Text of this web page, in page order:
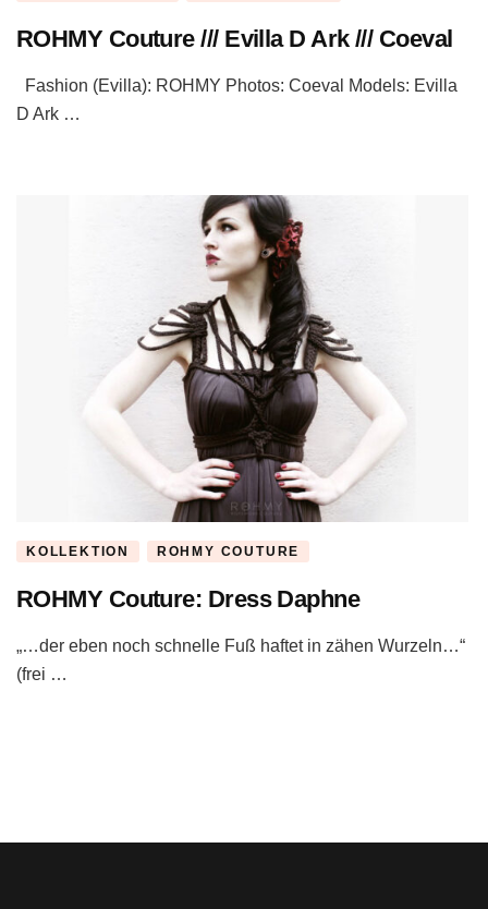
ROHMY Couture /// Evilla D Ark /// Coeval
Fashion (Evilla): ROHMY Photos: Coeval Models: Evilla
D Ark …
KOLLEKTION ROHMY COUTURE
ROHMY Couture: Dress Daphne
„…der eben noch schnelle Fuß haftet in zähen Wurzeln…“
(frei …